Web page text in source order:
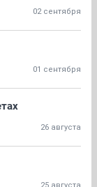
02 сентября
01 сентября
26 августа